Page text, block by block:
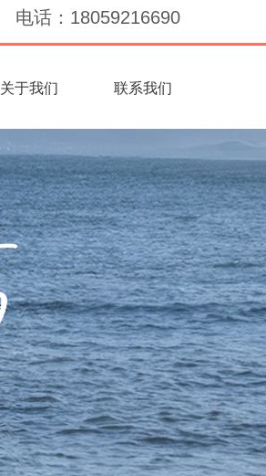
电话 ： 18059216690
关于我们 联系我们